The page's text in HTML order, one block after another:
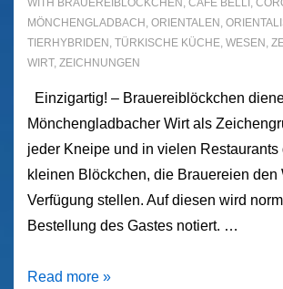
WITH BRAUEREIBLÖCKCHEN , CAFE BELLI ,
MÖNCHENGLADBACH , ORIENTALEN ,
TIERHYBRIDEN , TÜRKISCHE KÜCHE, WESEN ,
WIRT, ZEICHNUNGEN
Einzigartig! – Brauereiblöckchen
Mönchengladbacher Wirt als
jeder Kneipe und in vielen Restaurants
kleinen Blöckchen, die Brauereien den
Verfügung stellen. Auf diesen wird
Bestellung des Gastes notiert. …
Die
Read more »